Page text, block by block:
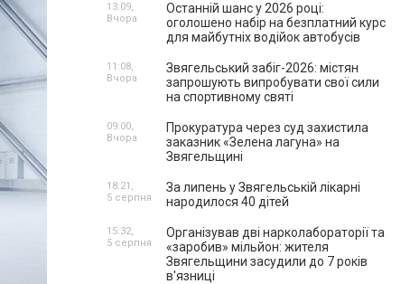
Останній шанс у 2026 році:
оголошено набір на безплатний курс
для майбутніх водійок автобусів
13:09,
Вчора
Звягельський забіг-2026: містян
запрошують випробувати свої сили
на спортивному святі
11:08,
Вчора
Прокуратура через суд захистила
заказник «Зелена лагуна» на
Звягельщині
09:00,
Вчора
За липень у Звягельській лікарні
народилося 40 дітей
18:21,
5 серпня
Організував дві нарколабораторії та
«заробив» мільйон: жителя
Звягельщини засудили до 7 років
в'язниці
15:32,
5 серпня